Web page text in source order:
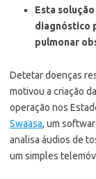
Esta
diagnóstico
pulmonar
Detetar doenças
motivou a criação da
operação nos
Swaasa, um
analisa áudios de
um simples